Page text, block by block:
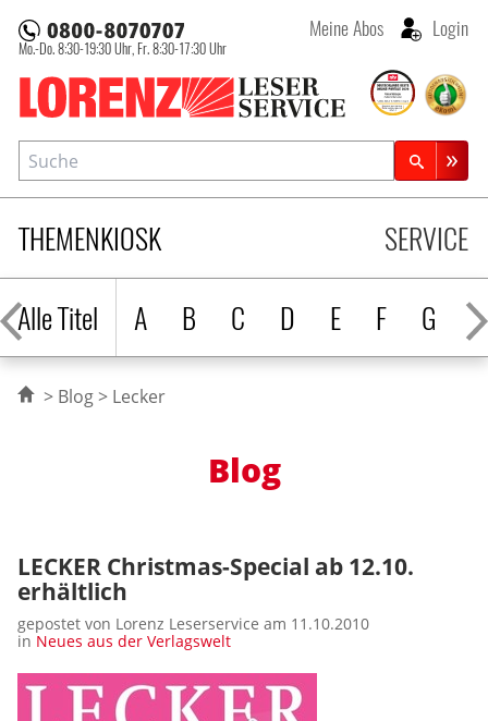
Lorenz Leserservice
Mo.-Do. 8:30-19:30 Uhr, Fr. 8:30-17:30 Uhr
Meine Abos Login
THEMENKIOSK
Alle Titel
A B C D E F G H
SERVICE
Suche
Zeitschriftensuche
Blog Lecker
Blog
LECKER Christmas-Special ab 12.10.
erhältlich
gepostet von Lorenz Leserservice am 11.10.2010
in Neues aus der Verlagswelt